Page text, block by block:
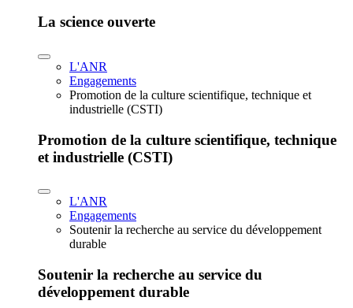
La science ouverte
L'ANR
Engagements
Promotion de la culture scientifique, technique et
industrielle (CSTI)
Promotion de la culture scientifique, technique
et industrielle (CSTI)
L'ANR
Engagements
Soutenir la recherche au service du développement
durable
Soutenir la recherche au service du
développement durable